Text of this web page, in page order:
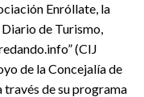
Enróllate, la
de Turismo,
(CIJ
de la Concejalía de
través de su programa